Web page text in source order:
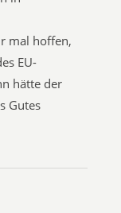
mal hoffen,
EU-
hätte der
Gutes